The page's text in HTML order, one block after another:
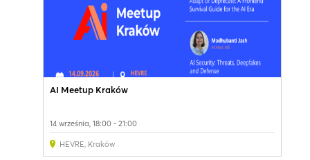
AI Meetup Kraków
14 września, 18:00 - 21:00
HEVRE, Kraków